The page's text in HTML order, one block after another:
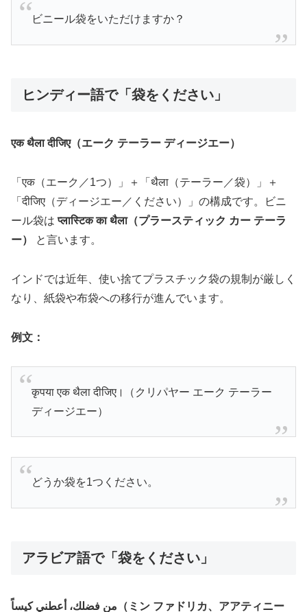
ビニール袋をいただけますか？
ヒンディー語で「袋をください」
एक थैला दीजिए（エーク テーラー ディージエー）
「एक（エーク／1つ）」＋「थैला（テーラー／袋）」＋
「दीजिए（ディージエー／ください）」の構成です。ビニ
ール袋はप्लास्टिक का थैला（プラースティック カー テーラ
ー）
と言います。
インドでは近年、使い捨てプラスチック袋の規制が厳しく
なり、紙袋や布袋への移行が進んでいます。
例文：
कृपया एक थैला दीजिए।（クリパヤー エーク テーラー
ディージエー）
どうか袋を1つください。
アラビア語で「袋をください」
من فضلك، أعطني كيساً（ミン ファドリカ、アアティニー